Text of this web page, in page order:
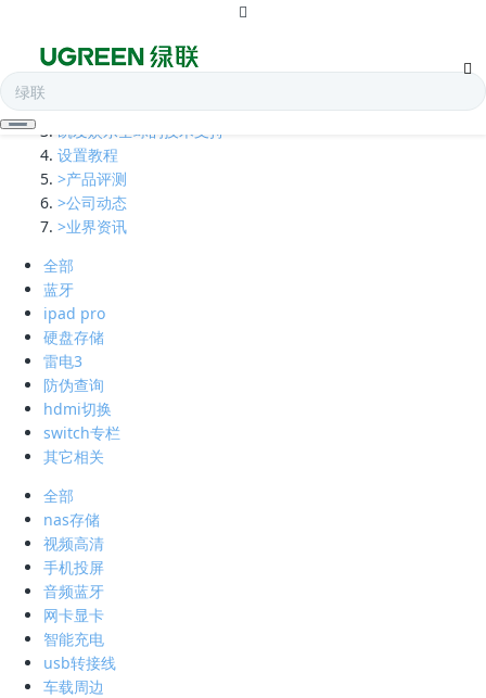
多口充电器
凯发娱乐全球的技术支持
设置教程
>产品评测
>公司动态
>业界资讯
全部
蓝牙
ipad pro
硬盘存储
雷电3
防伪查询
hdmi切换
switch专栏
其它相关
全部
nas存储
视频高清
手机投屏
音频蓝牙
网卡显卡
智能充电
usb转接线
车载周边